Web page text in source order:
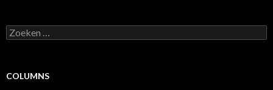
Zoeken
naar:
COLUMNS